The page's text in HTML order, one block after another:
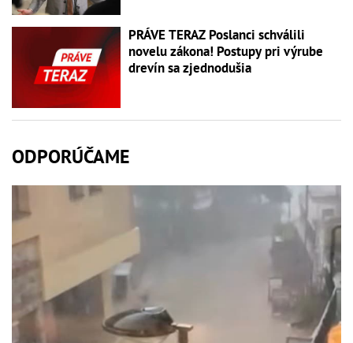
PRÁVE TERAZ Poslanci schválili
novelu zákona! Postupy pri výrube
drevín sa zjednodušia
ODPORÚČAME